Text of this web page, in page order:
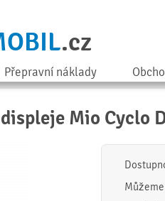
.cz
Přepravní náklady
Mio Cyclo